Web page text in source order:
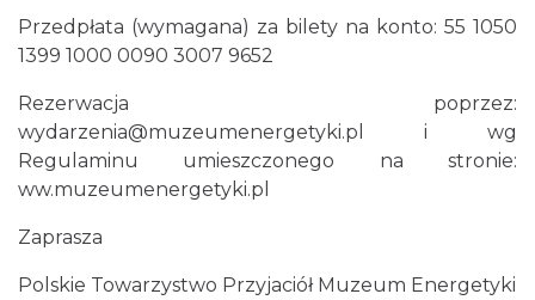
Chorzów
2026-08-23
17.77 km
Przedpłata (wymagana) za bilety na konto: 55 1050
1399 1000 0090 3007 9652
Rezerwacja poprzez:
wydarzenia@muzeumenergetyki.pl i wg
Regulaminu umieszczonego na stronie:
ww.muzeumenergetyki.pl
Zaprasza
Polskie Towarzystwo Przyjaciół Muzeum Energetyki